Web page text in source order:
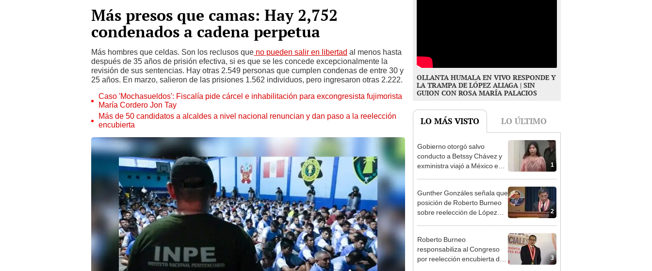
Más presos que camas: Hay 2,752
condenados a cadena perpetua
Más hombres que celdas. Son los reclusos que no pueden salir en libertad al menos hasta
después de 35 años de prisión efectiva, si es que se les concede excepcionalmente la
revisión de sus sentencias. Hay otras 2.549 personas que cumplen condenas de entre 30 y
25 años. En marzo, salieron de las prisiones 1.562 individuos, pero ingresaron otras 2.222.
Caso 'Mochasueldos': Fiscalía pide cárcel e inhabilitación para excongresista fujimorista
María Cordero Jon Tay
Más de 50 candidatos a alcaldes a nivel nacional renuncian y dan paso a la reelección
encubierta
OLLANTA HUMALA EN VIVO RESPONDE Y
LA TRAMPA DE LÓPEZ ALIAGA | SIN
GUION CON ROSA MARÍA PALACIOS
LO MÁS VISTO LO ÚLTIMO
1
Gobierno otorgó salvo
conducto a Betssy Chávez y
exministra viajó a México en
2
Gunther Gonzáles señala que
posición de Roberto Burneo
sobre reelección de López
3
Roberto Burneo
responsabiliza al Congreso
por reelección encubierta de